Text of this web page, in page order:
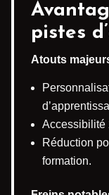
pistes
Atouts
Accessibilité
Réduction
formation.